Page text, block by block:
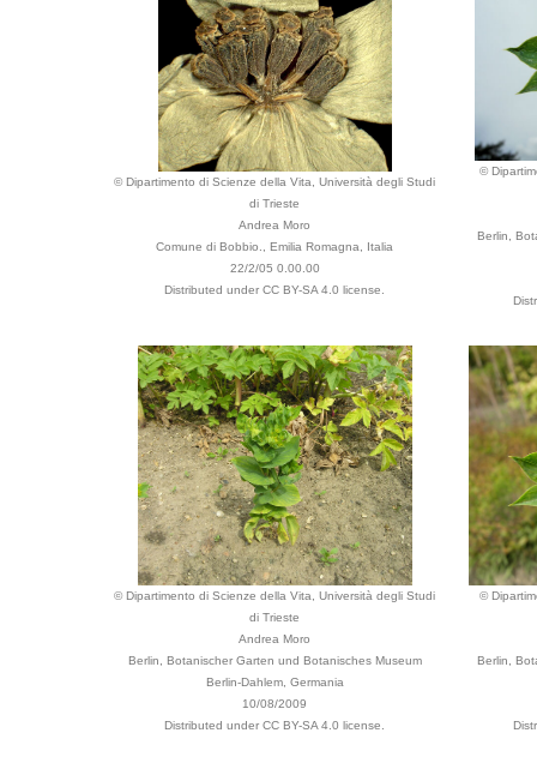
© Dipartimento di Scienze della Vita, Università degli Studi
di Trieste
Andrea Moro
Comune di Bobbio., Emilia Romagna, Italia
22/2/05 0.00.00
Distributed under CC BY-SA 4.0 license.
©
Berlin,
© Dipartimento di Scienze della Vita, Università degli Studi
di Trieste
Andrea Moro
Berlin, Botanischer Garten und Botanisches Museum
Berlin-Dahlem, Germania
10/08/2009
Distributed under CC BY-SA 4.0 license.
©
Berlin,